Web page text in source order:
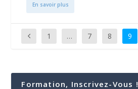
En savoir plus
1 … 7 8 9
Formation, Inscrivez-Vous !